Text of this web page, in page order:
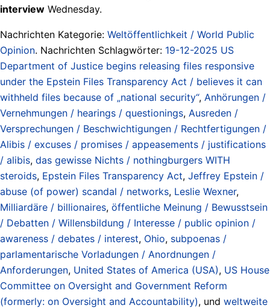
interview Wednesday.
Nachrichten Kategorie: Weltöffentlichkeit / World Public
Opinion. Nachrichten Schlagwörter: 19-12-2025 US
Department of Justice begins releasing files responsive
under the Epstein Files Transparency Act / believes it can
withheld files because of „national security“, Anhörungen /
Vernehmungen / hearings / questionings, Ausreden /
Versprechungen / Beschwichtigungen / Rechtfertigungen /
Alibis / excuses / promises / appeasements / justifications
/ alibis, das gewisse Nichts / nothingburgers WITH
steroids, Epstein Files Transparency Act, Jeffrey Epstein /
abuse (of power) scandal / networks, Leslie Wexner,
Milliardäre / billionaires, öffentliche Meinung / Bewusstsein
/ Debatten / Willensbildung / Interesse / public opinion /
awareness / debates / interest, Ohio, subpoenas /
parlamentarische Vorladungen / Anordnungen /
Anforderungen, United States of America (USA), US House
Committee on Oversight and Government Reform
(formerly: on Oversight and Accountability), und weltweite